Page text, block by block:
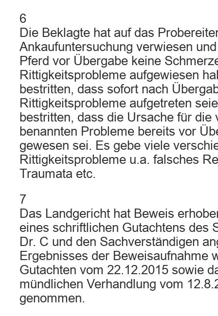
6
Die Beklagte hat auf das
Ankaufuntersuchung verwiesen
Pferd vor Übergabe keine
Rittigkeitsprobleme aufgewiesen
bestritten, dass sofort nach
Rittigkeitsprobleme aufgetreten
bestritten, dass die Ursache für die
benannten Probleme bereits vor
gewesen sei. Es gebe viele
Rittigkeitsprobleme u.a. falsches
Traumata etc.
7
Das Landgericht hat Beweis
eines schriftlichen Gutachtens des
Dr. C und den Sachverständigen
Ergebnisses der Beweisaufnahme
Gutachten vom 22.12.2015 sowie
mündlichen Verhandlung vom
genommen.